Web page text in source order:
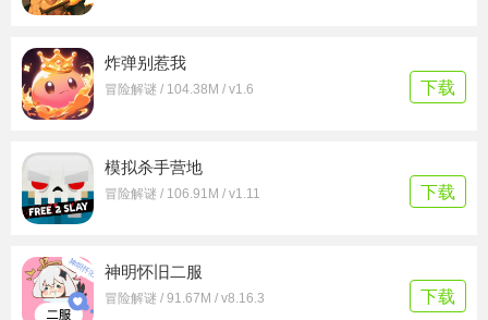
炸弹别惹我
冒险解谜 / 104.38M / v1.6 下载
模拟杀手营地
冒险解谜 / 106.91M / v1.11 下载
神明怀旧二服
冒险解谜 / 91.67M / v8.16.3 下载